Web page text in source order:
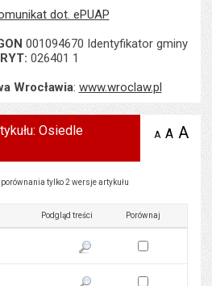
dot. ePUAP
001094670 Identyfikator gminy
026401 1
Wrocławia: www.wroclaw.pl
Osiedle
A zmniejsz
A A
Szczepintylko 2 wersje artykułu
Podgląd treści Porównaj
Pokaż podgląd wersji z dnia
Zaznacz wersję do
Pokaż podgląd wersji z dnia
Zaznacz wersję do